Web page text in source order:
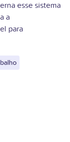
esse sistema
a
para